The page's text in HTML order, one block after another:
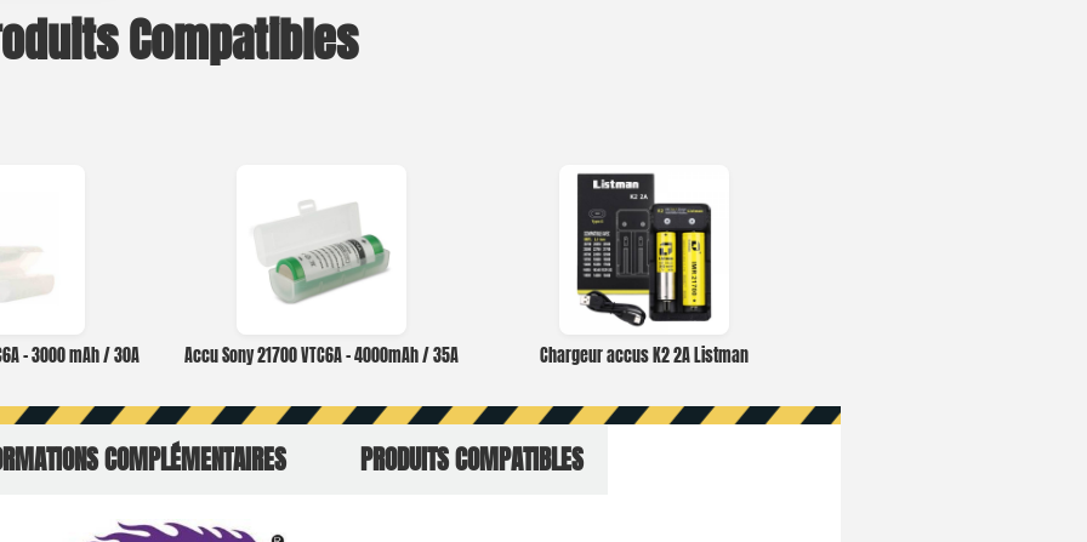
Compatibles
– 3000 mAh / 30A Accu Sony 21700 VTC6A – 4000mAh / 35A Chargeur accus K2 2A Listman
COMPLÉMENTAIRES PRODUITS COMPATIBLES